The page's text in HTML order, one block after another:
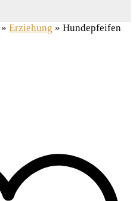
» Erziehung » Hundepfeifen